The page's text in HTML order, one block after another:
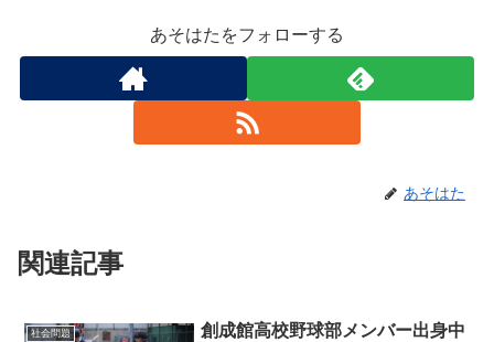
あそはたをフォローする
あそはた
関連記事
社会問題
創成館高校野球部メンバー出身中